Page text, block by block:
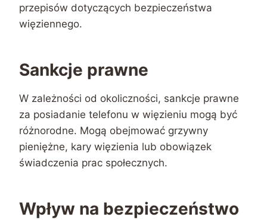
przepisów dotyczących bezpieczeństwa
więziennego.
Sankcje prawne
W zależności od okoliczności, sankcje prawne
za posiadanie telefonu w więzieniu mogą być
różnorodne. Mogą obejmować grzywny
pieniężne, kary więzienia lub obowiązek
świadczenia prac społecznych.
Wpływ na bezpieczeństwo